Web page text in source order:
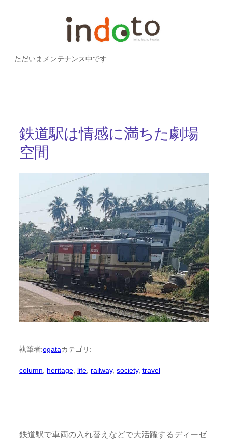
ただいまメンテナンス中です…
鉄道駅は情感に満ちた劇場
空間
執筆者:ogataカテゴリ:
column, heritage, life, railway, society, travel
鉄道駅で車両の入れ替えなどで大活躍するディーゼ